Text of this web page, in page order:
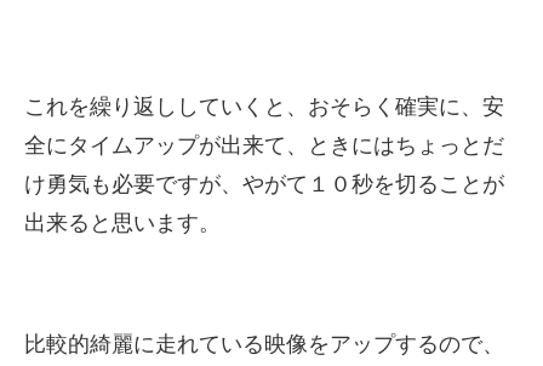
これを繰り返ししていくと、おそらく確実に、安
全にタイムアップが出来て、ときにはちょっとだ
け勇気も必要ですが、やがて１０秒を切ることが
出来ると思います。
比較的綺麗に走れている映像をアップするので、